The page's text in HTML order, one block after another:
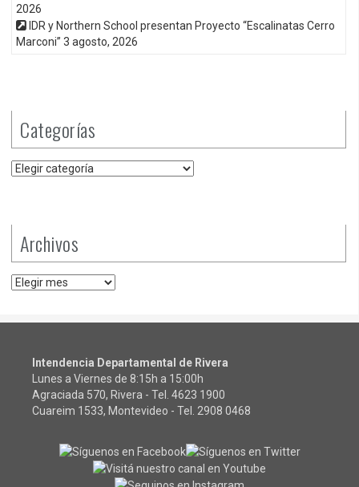
2026
IDR y Northern School presentan Proyecto “Escalinatas Cerro
Marconi” 3 agosto, 2026
Categorías
Categorías
Archivos
Archivos
Intendencia Departamental de Rivera
Lunes a Viernes de 8:15h a 15:00h
Agraciada 570, Rivera - Tel. 4623 1900
Cuareim 1533, Montevideo - Tel. 2908 0468